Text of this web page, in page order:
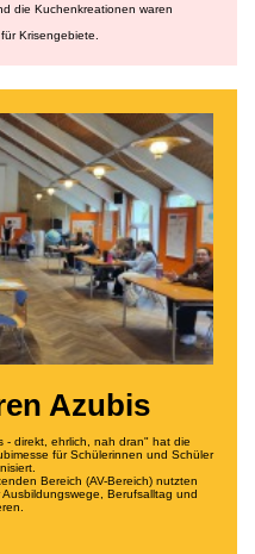
die Kuchenkreationen waren
Krisengebiete.
Azubis
- direkt, ehrlich, nah dran" hat die
für Schülerinnen und Schüler
Bereich (AV-Bereich) nutzten
Berufsalltag und